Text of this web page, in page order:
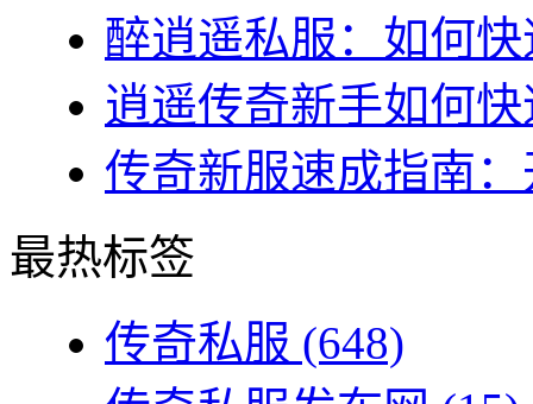
醉逍遥私服：如何
逍遥传奇新手如何
传奇新服速成指南
最热标签
传奇私服 (648)